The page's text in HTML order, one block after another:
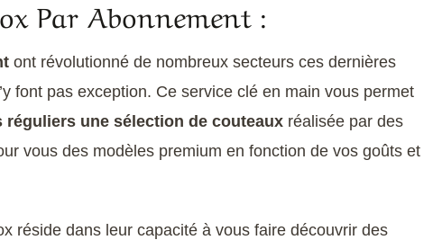
Par Abonnement :
ont révolutionné de nombreux secteurs ces dernières
font pas exception. Ce service clé en main vous permet
réguliers une sélection de couteaux réalisée par des
vous des modèles premium en fonction de vos goûts et
réside dans leur capacité à vous faire découvrir des